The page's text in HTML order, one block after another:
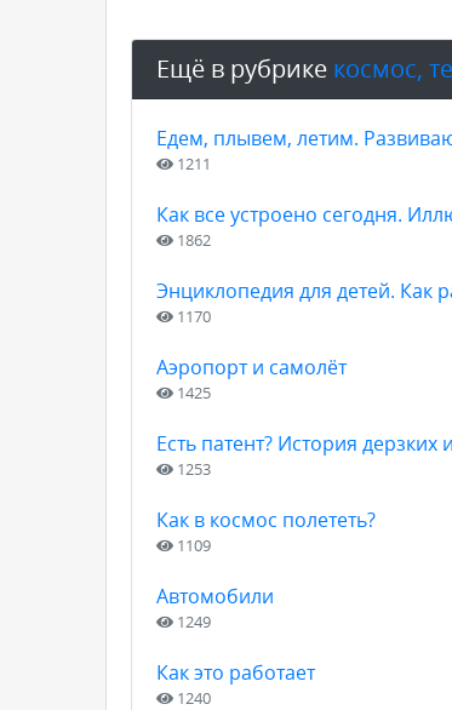
Ещё в рубрике космос,
Едем, плывем, летим.
1211
Как все устроено сегодня.
1862
Энциклопедия для детей. Как
1170
Аэропорт и самолёт
1425
Есть патент? История дерзких
1253
Как в космос полететь?
1109
Автомобили
1249
Как это работает
1240